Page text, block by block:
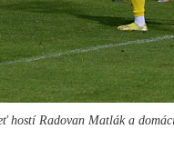
hostí Radovan Matlák a